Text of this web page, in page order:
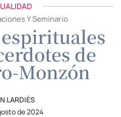
Y Seminario
de
Monzón
LARDIÉS
de 2024